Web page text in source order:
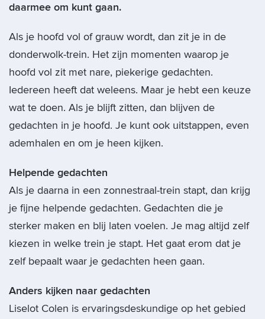
daarmee om kunt gaan.
Als je hoofd vol of grauw wordt, dan zit je in de
donderwolk-trein. Het zijn momenten waarop je
hoofd vol zit met nare, piekerige gedachten.
Iedereen heeft dat weleens. Maar je hebt een keuze
wat te doen. Als je blijft zitten, dan blijven de
gedachten in je hoofd. Je kunt ook uitstappen, even
ademhalen en om je heen kijken.
Helpende gedachten
Als je daarna in een zonnestraal-trein stapt, dan krijg
je fijne helpende gedachten. Gedachten die je
sterker maken en blij laten voelen. Je mag altijd zelf
kiezen in welke trein je stapt. Het gaat erom dat je
zelf bepaalt waar je gedachten heen gaan.
Anders kijken naar gedachten
Liselot Colen is ervaringsdeskundige op het gebied